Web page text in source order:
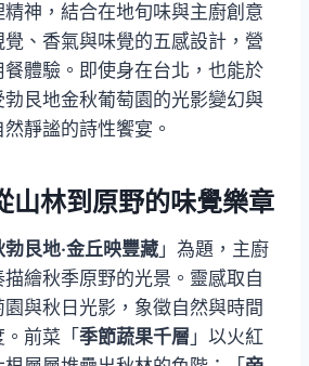
神，結合在地旬味與主廚創意
、香氣與味覺的五感設計，營
體驗。即使身在台北，也能於
艮地金秋葡萄園的光影變幻與
靜謐的詩性饗宴。
山林到原野的味覺樂章
勃艮地‧金丘映豐藏」為題，主廚
繪秋季原野的光景。靈感取自
與秋日光影，象徵自然與時間
前菜「 季節蔬果千層 」以火紅